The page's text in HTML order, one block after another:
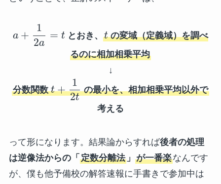
a +
1
2a
= t とおき、tの変域（定義域）を調べ
るのに相加相乗平均
↓
分数関数t +
1
2t
の最小を、相加相乗平均以外で
考える
って形になります。結果論からすれば後者の処理
は逆像法からの「 定数分離法」 が一番楽なんです
が、僕も他予備校の解答速報に手書きで参加中は